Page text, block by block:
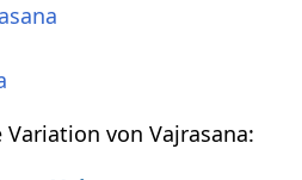
von Vajrasana: